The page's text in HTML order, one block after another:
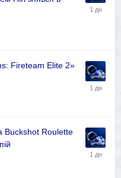
Fireteam Elite 2»
Buckshot Roulette